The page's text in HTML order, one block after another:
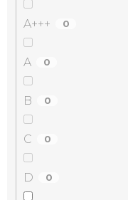
A+++ 0
A 0
B 0
C 0
D 0